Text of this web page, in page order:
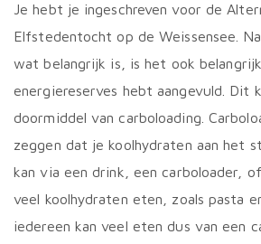
Je hebt je ingeschreven voor de
Elfstedentocht op de Weissensee.
wat belangrijk is, is het ook
energiereserves hebt aangevuld. Dit
doormiddel van carboloading.
zeggen dat je koolhydraten aan het
kan via een drink, een carboloader,
veel koolhydraten eten, zoals pasta
iedereen kan veel eten dus van een